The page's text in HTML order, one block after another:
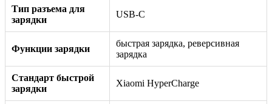
Тип разъема для
зарядки
USB-C
Функции зарядки
быстрая зарядка, реверсивная
зарядка
Стандарт быстрой
зарядки
Xiaomi HyperCharge